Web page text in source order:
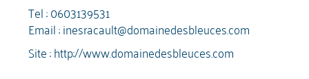
Tel :0603139531
Email :inesracault@domainedesbleuces.com
Site :http://www.domainedesbleuces.com